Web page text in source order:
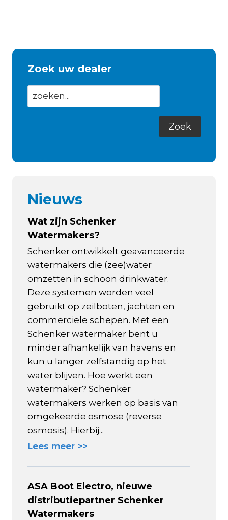
Zoek uw dealer
Nieuws
Wat zijn Schenker
Watermakers?
Schenker ontwikkelt geavanceerde
watermakers die (zee)water
omzetten in schoon drinkwater.
Deze systemen worden veel
gebruikt op zeilboten, jachten en
commerciële schepen. Met een
Schenker watermaker bent u
minder afhankelijk van havens en
kun u langer zelfstandig op het
water blijven. Hoe werkt een
watermaker? Schenker
watermakers werken op basis van
omgekeerde osmose (reverse
osmosis). Hierbij...
Lees meer >>
ASA Boot Electro, nieuwe
distributiepartner Schenker
Watermakers